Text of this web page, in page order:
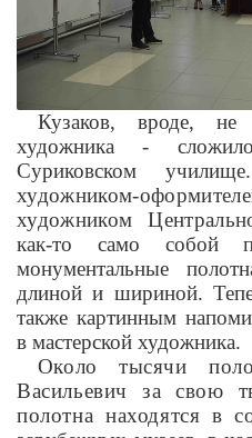
Кузаков, вроде,
художника -
Суриковском
художником-
художником
как-то само собой
монументальные
длиной и шириной.
также картинным
в мастерской художника.
Около тысячи
Васильевич за свою
полотна находятся в